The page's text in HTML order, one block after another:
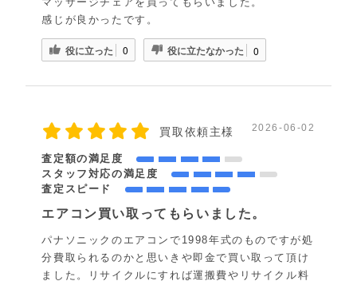
感じが良かったです。
役に立った 0 役に立たなかった 0
買取依頼主様 2026-06-02
査定額の満足度
スタッフ対応の満足度
査定スピード
エアコン買い取ってもらいました。
パナソニックのエアコンで1998年式のものですが処
分費取られるのかと思いきや即金で買い取って頂け
ました。リサイクルにすれば運搬費やリサイクル料